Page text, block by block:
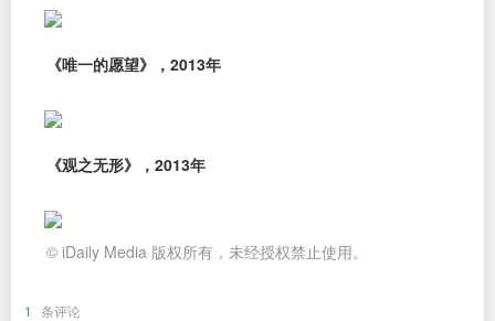
《唯一的愿望》，2013年
《观之无形》，2013年
© iDaily Media 版权所有，未经授权禁止使用。
1 条评论